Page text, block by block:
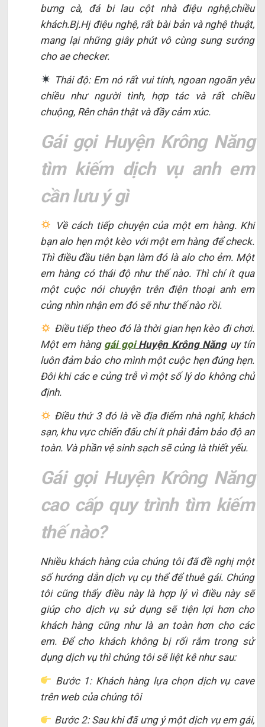
bưng cà, đá bi lau cột nhà điệu nghệ,chiều
khách.Bj.Hj điệu nghệ, rất bài bản và nghệ thuật,
mang lại những giây phút vô cùng sung sướng
cho ae checker.
Thái độ: Em nó rất vui tính, ngoan ngoãn yêu
chiều như người tình, hợp tác và rất chiều
chuộng, Rên chân thật và đầy cảm xúc.
Gái gọi Huyện Krông Năng
tìm kiếm dịch vụ anh em
cần lưu ý gì
Về cách tiếp chuyện của một em hàng. Khi
bạn alo hẹn một kèo với một em hàng để check.
Thì điều đầu tiên bạn làm đó là alo cho ẻm. Một
em hàng có thái độ như thế nào. Thì chí ít qua
một cuộc nói chuyện trên điện thoại anh em
củng nhìn nhận em đó sẽ như thế nào rồi.
Điều tiếp theo đó là thời gian hẹn kèo đi chơi.
Một em hàng gái gọiHuyện Krông Nănguy tín
luôn đảm bảo cho mình một cuộc hẹn đúng hẹn.
Đôi khi các e củng trễ vì một số lý do không chủ
định.
Điều thứ 3 đó là về địa điểm nhà nghĩ, khách
sạn, khu vực chiến đấu chí ít phải đảm bảo độ an
toàn. Và phần vệ sinh sạch sẽ củng là thiết yếu.
Gái gọi Huyện Krông Năng
cao cấp quy trình tìm kiếm
thế nào?
Nhiều khách hàng của chúng tôi đã đề nghị một
số hướng dẫn dịch vụ cụ thể để thuê gái. Chúng
tôi cũng thấy điều này là hợp lý vì điều này sẽ
giúp cho dịch vụ sử dụng sẽ tiện lợi hơn cho
khách hàng cũng như là an toàn hơn cho các
em. Để cho khách không bị rối rắm trong sử
dụng dịch vụ thì chúng tôi sẽ liệt kê như sau:
Bước 1: Khách hàng lựa chọn dịch vụ cave
trên web của chúng tôi
Bước 2: Sau khi đã ưng ý một dịch vụ em gái,